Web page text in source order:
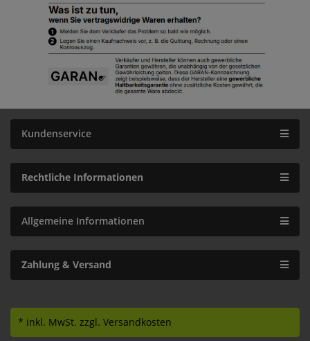
Kundenservice
Rechtliche Informationen
Allgemeine Informationen
Zahlung & Versand
* inkl. MwSt. zzgl. Versandkosten